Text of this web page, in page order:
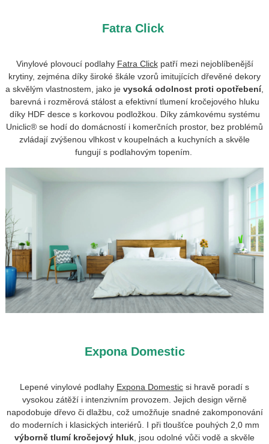
Fatra Click
Vinylové plovoucí podlahy Fatra Clickpatří mezi nejoblíbenější
krytiny, zejména díky široké škále vzorů imitujících dřevěné dekory
a skvělým vlastnostem, jako je vysoká odolnost proti opotřebení,
barevná i rozměrová stálost a efektivní tlumení kročejového hluku
díky HDF desce s korkovou podložkou. Díky zámkovému systému
Uniclic® se hodí do domácností i komerčních prostor, bez problémů
zvládají zvýšenou vlhkost v koupelnách a kuchyních a skvěle
fungují s podlahovým topením.
Expona Domestic
Lepené vinylové podlahy Expona Domestic si hravě poradí s
vysokou zátěží i intenzivním provozem. Jejich design věrně
napodobuje dřevo či dlažbu, což umožňuje snadné zakomponování
do moderních i klasických interiérů.
I při tloušťce pouhých 2,0 mm
výborně tlumí kročejový hluk , jsou odolné vůči vodě a skvěle